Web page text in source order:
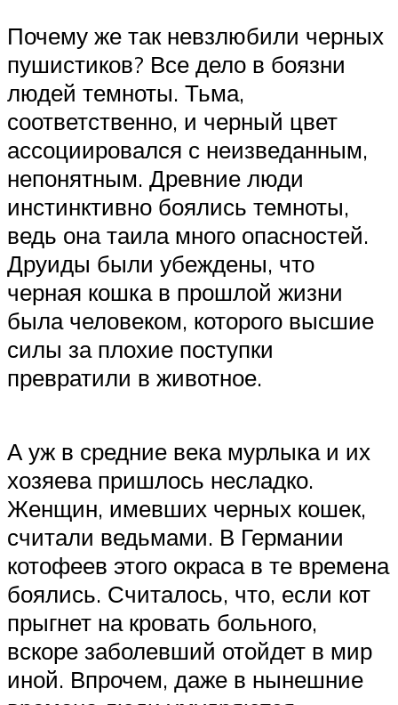
Почему же так невзлюбили черных
пушистиков? Все дело в боязни
людей темноты. Тьма,
соответственно, и черный цвет
ассоциировался с неизведанным,
непонятным. Древние люди
инстинктивно боялись темноты,
ведь она таила много опасностей.
Друиды были убеждены, что
черная кошка в прошлой жизни
была человеком, которого высшие
силы за плохие поступки
превратили в животное.
А уж в средние века мурлыка и их
хозяева пришлось несладко.
Женщин, имевших черных кошек,
считали ведьмами. В Германии
котофеев этого окраса в те времена
боялись. Считалось, что, если кот
прыгнет на кровать больного,
вскоре заболевший отойдет в мир
иной. Впрочем, даже в нынешние